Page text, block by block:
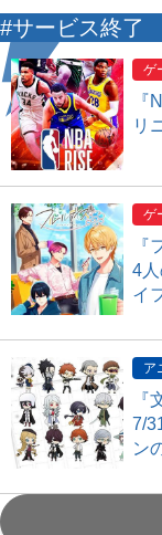
#サービス終了
ゲ
『
リ
ゲ
『
4
イ
ア
『
7/
ン